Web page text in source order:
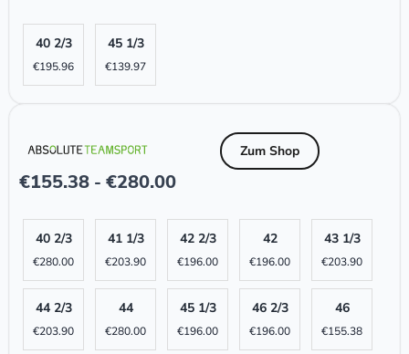
40 2/3
€195.96
45 1/3
€139.97
€155.38 - €280.00
Zum Shop
40 2/3
€280.00
41 1/3
€203.90
42 2/3
€196.00
42
€196.00
43 1/3
€203.90
44 2/3
€203.90
44
€280.00
45 1/3
€196.00
46 2/3
€196.00
46
€155.38